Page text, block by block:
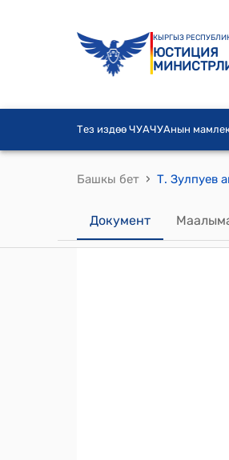
КЫРГЫЗ
ЮСТИЦИЯ
Тез издөө ЧУАЧУАнын
Башкы бет ›
Документ